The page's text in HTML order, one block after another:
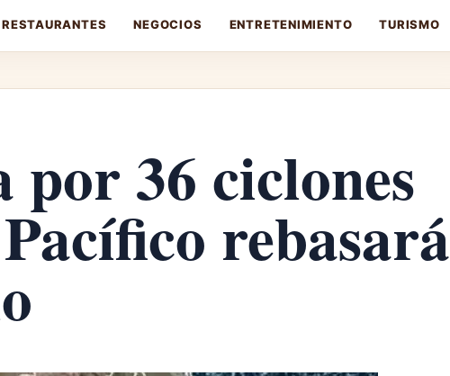
RESTAURANTES NEGOCIOS ENTRETENIMIENTO TURISMO
36 ciclones
rebasará